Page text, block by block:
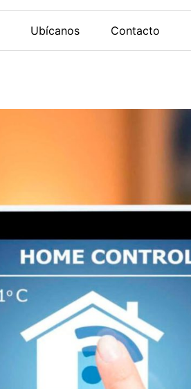
Ubícanos Contacto